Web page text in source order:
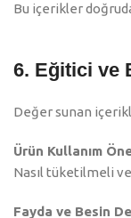
Bu içerikler
6. Eğitici ve
Değer sunan
Ürün Kullanım
Nasıl tüketilmeli
Fayda ve Besin